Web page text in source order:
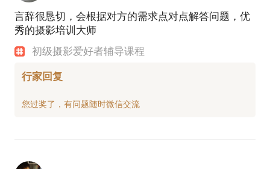
言辞很恳切，会根据对方的需求点对点解答问题，优
秀的摄影培训大师
初级摄影爱好者辅导课程
行家回复